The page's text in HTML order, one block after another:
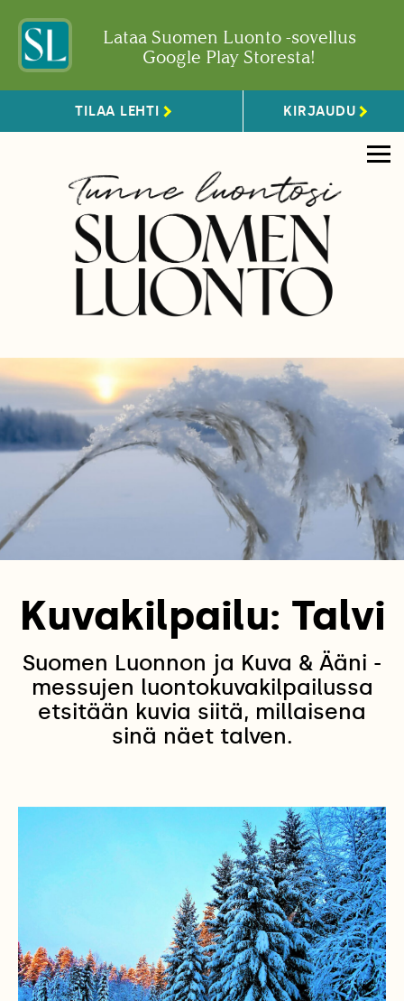
Lataa Suomen Luonto -sovellus
Google Play Storesta!
TILAA LEHTI KIRJAUDU
Kuvakilpailu: Talvi
Suomen Luonnon ja Kuva & Ääni -
messujen luontokuvakilpailussa
etsitään kuvia siitä, millaisena
sinä näet talven.